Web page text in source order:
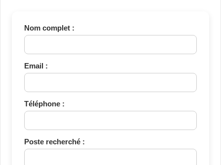
Nom complet :
Email :
Téléphone :
Poste recherché :